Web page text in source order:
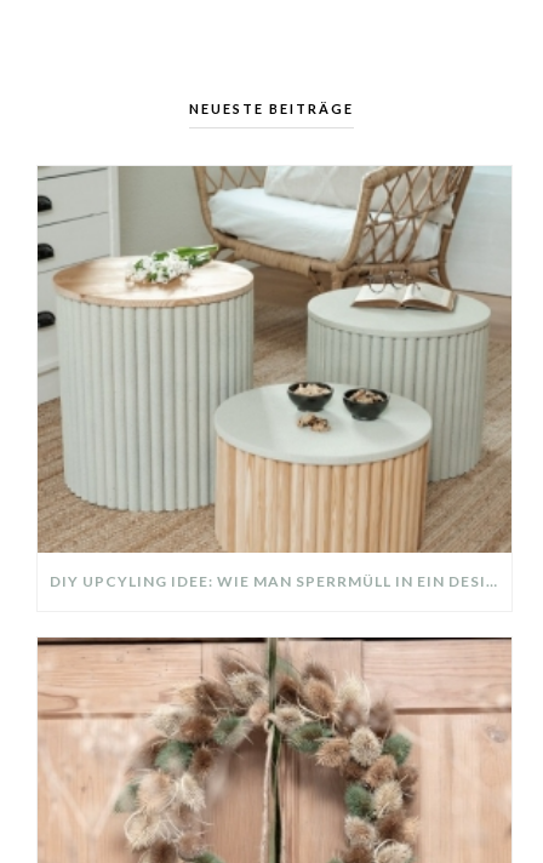
NEUESTE BEITRÄGE
DIY UPCYLING IDEE: WIE MAN SPERRMÜLL IN EIN DESIGNER TEIL VERWANDELT